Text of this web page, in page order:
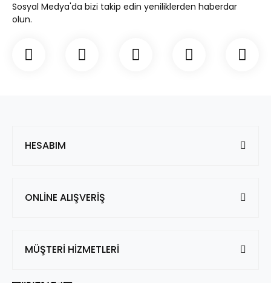
Sosyal Medya'da bizi takip edin yeniliklerden haberdar
olun.
HESABIM
ONLİNE ALIŞVERİŞ
MÜŞTERİ HİZMETLERİ